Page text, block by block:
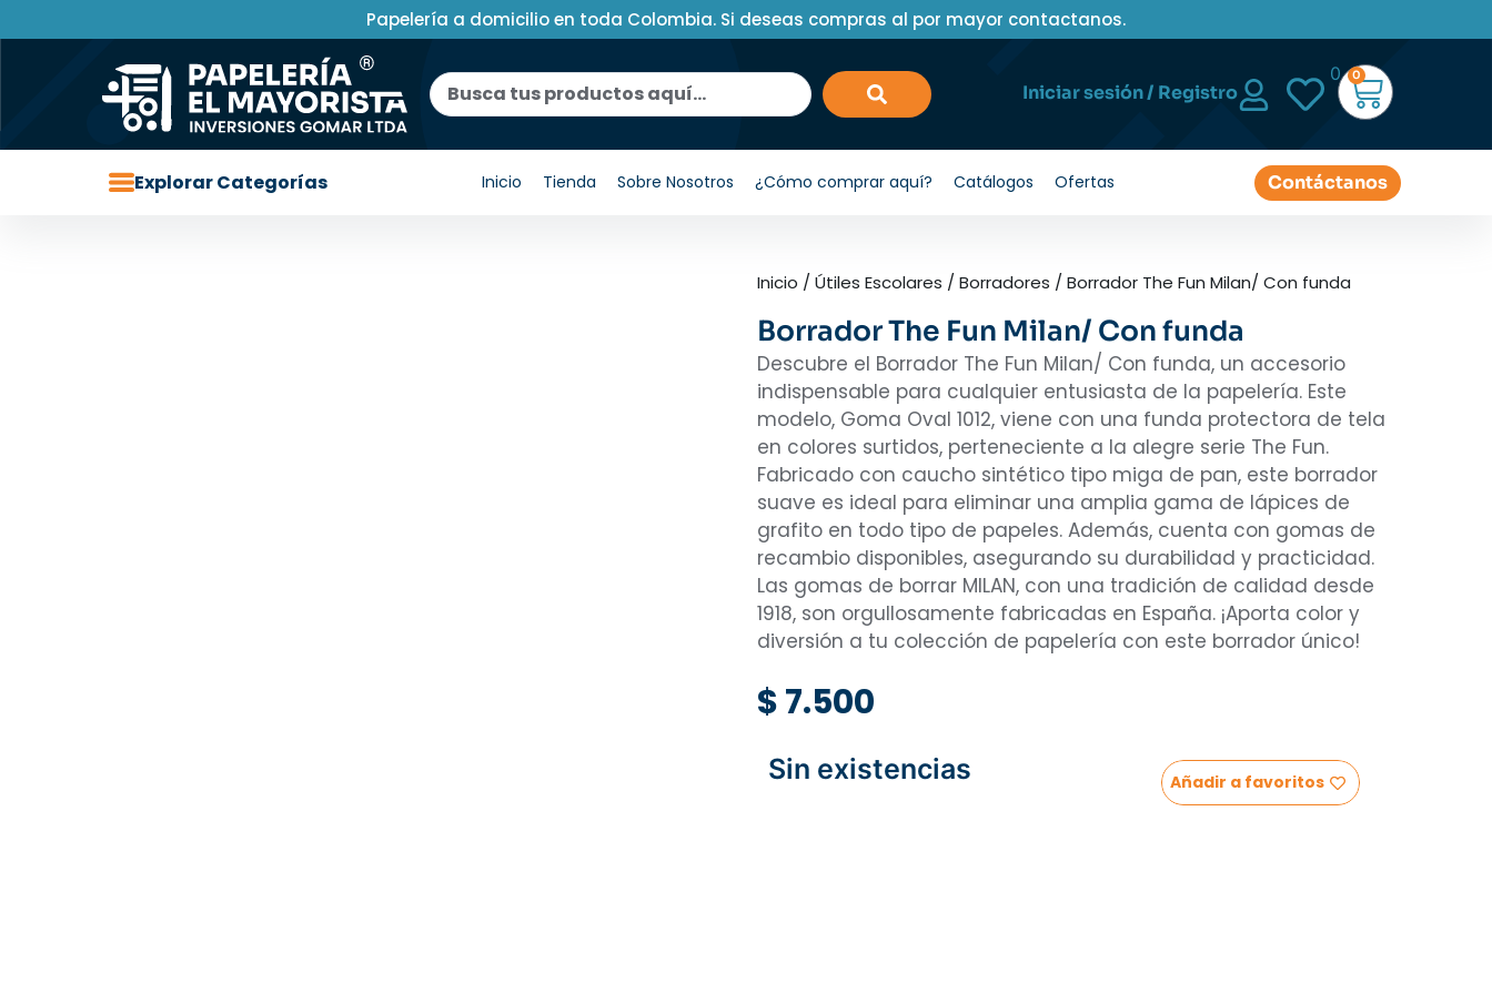
Papelería a domicilio en toda Colombia. Si deseas compras al por mayor contactanos.
Iniciar sesión / Registro
0 0
Explorar Categorías Inicio Tienda Sobre Nosotros ¿Cómo comprar aquí? Catálogos Ofertas Contáctanos
Inicio / Útiles Escolares / Borradores / Borrador The Fun Milan/ Con funda
Borrador The Fun Milan/ Con funda
Descubre el Borrador The Fun Milan/ Con funda, un accesorio
indispensable para cualquier entusiasta de la papelería. Este
modelo, Goma Oval 1012, viene con una funda protectora de tela
en colores surtidos, perteneciente a la alegre serie The Fun.
Fabricado con caucho sintético tipo miga de pan, este borrador
suave es ideal para eliminar una amplia gama de lápices de
grafito en todo tipo de papeles. Además, cuenta con gomas de
recambio disponibles, asegurando su durabilidad y practicidad.
Las gomas de borrar MILAN, con una tradición de calidad desde
1918, son orgullosamente fabricadas en España. ¡Aporta color y
diversión a tu colección de papelería con este borrador único!
$7.500
Sin existencias Añadir a favoritos